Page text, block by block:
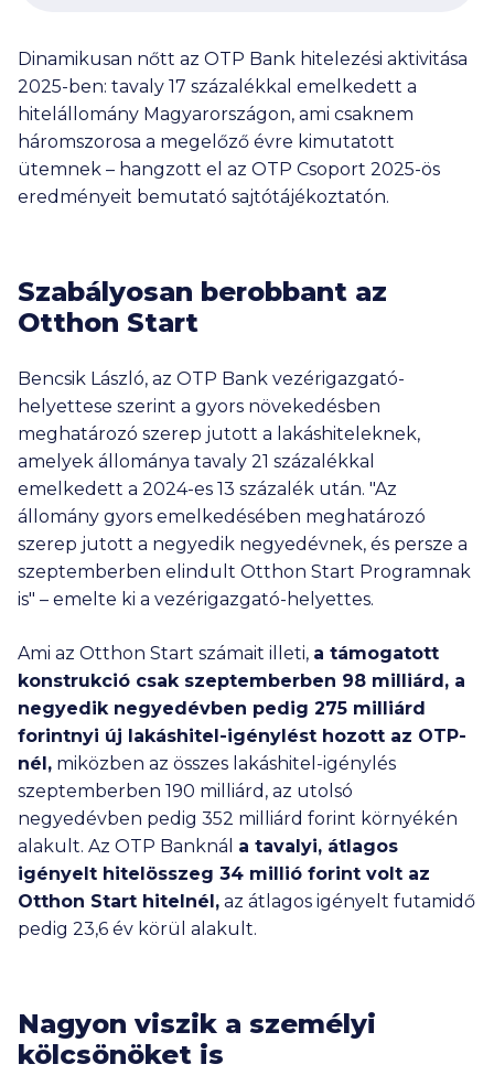
Dinamikusan nőtt az OTP Bank hitelezési aktivitása
2025-ben: tavaly 17 százalékkal emelkedett a
hitelállomány Magyarországon, ami csaknem
háromszorosa a megelőző évre kimutatott
ütemnek – hangzott el az OTP Csoport 2025-ös
eredményeit bemutató sajtótájékoztatón.
Szabályosan berobbant az
Otthon Start
Bencsik László, az OTP Bank vezérigazgató-
helyettese szerint a gyors növekedésben
meghatározó szerep jutott a lakáshiteleknek,
amelyek állománya tavaly 21 százalékkal
emelkedett a 2024-es 13 százalék után. "Az
állomány gyors emelkedésében meghatározó
szerep jutott a negyedik negyedévnek, és persze a
szeptemberben elindult Otthon Start Programnak
is" – emelte ki a vezérigazgató-helyettes.
Ami az Otthon Start számait illeti, a támogatott
konstrukció csak szeptemberben 98 milliárd, a
negyedik negyedévben pedig 275 milliárd
forintnyi új lakáshitel-igénylést hozott az OTP-
nél, miközben az összes lakáshitel-igénylés
szeptemberben 190 milliárd , az utolsó
negyedévben pedig 352 milliárd forint környékén
alakult. Az OTP Banknál a tavalyi, átlagos
igényelt hitelösszeg 34 millió forint volt az
Otthon Start hitelnél, az átlagos igényelt futamidő
pedig 23,6 év körül alakult.
Nagyon viszik a személyi
kölcsönöket is